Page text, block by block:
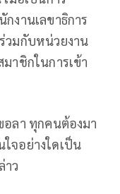
งานเลขาธิการ
วมกับหน่วยงาน
าชิกในการเข้า
ลา ทุกคนต้องมา
จอย่างใดเป็น
ว